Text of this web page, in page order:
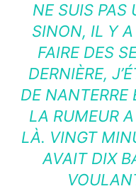
NE SUIS PAS
SINON, IL Y
FAIRE DES
DERNIÈRE,
DE NANTERRE
LA RUMEUR
LÀ. VINGT
AVAIT DIX